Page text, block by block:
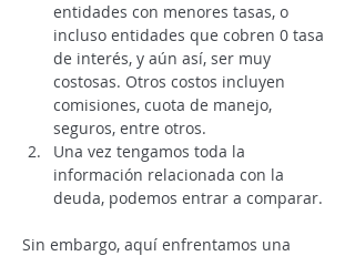
entidades con menores tasas, o
incluso entidades que cobren 0 tasa
de interés, y aún así, ser muy
costosas. Otros costos incluyen
comisiones, cuota de manejo,
seguros, entre otros.
Una vez tengamos toda la
información relacionada con la
deuda, podemos entrar a comparar.
Sin embargo, aquí enfrentamos una